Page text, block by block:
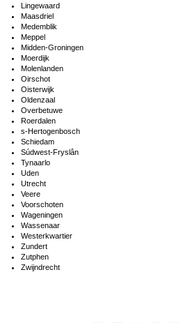
Lingewaard
Maasdriel
Medemblik
Meppel
Midden-Groningen
Moerdijk
Molenlanden
Oirschot
Oisterwijk
Oldenzaal
Overbetuwe
Roerdalen
s-Hertogenbosch
Schiedam
Súdwest-Fryslân
Tynaarlo
Uden
Utrecht
Veere
Voorschoten
Wageningen
Wassenaar
Westerkwartier
Zundert
Zutphen
Zwijndrecht